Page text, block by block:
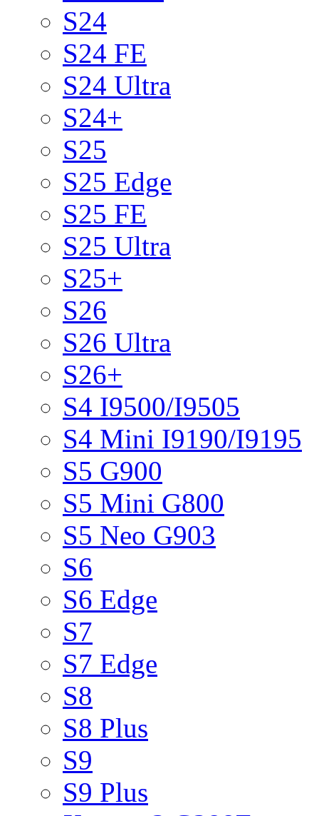
S24
S24 FE
S24 Ultra
S24+
S25
S25 Edge
S25 FE
S25 Ultra
S25+
S26
S26 Ultra
S26+
S4 I9500/I9505
S4 Mini I9190/I9195
S5 G900
S5 Mini G800
S5 Neo G903
S6
S6 Edge
S7
S7 Edge
S8
S8 Plus
S9
S9 Plus